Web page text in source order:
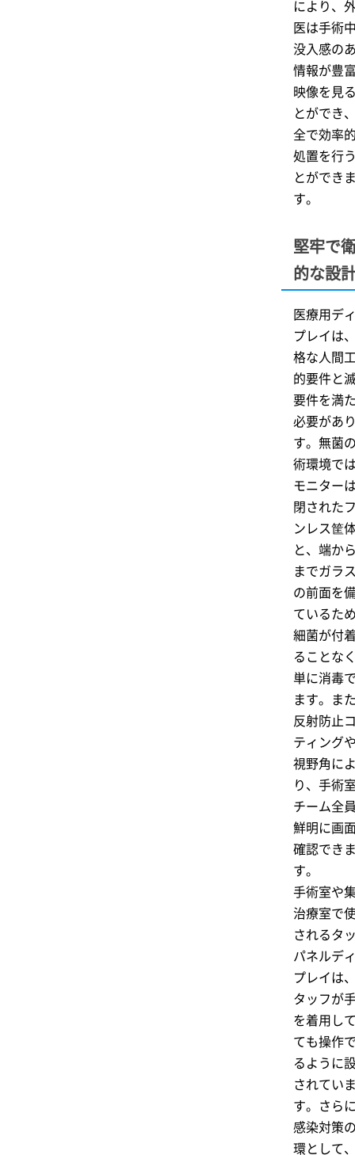
により、
医は手術
没入感の
情報が豊
映像を見
とができ
全で効率
処置を行
とができ
す。
堅牢で
的な設
医療用デ
プレイは
格な人間
的要件と
要件を満
必要があ
す。無菌
術環境で
モニター
閉された
ンレス筐
と、端か
までガラ
の前面を
ているた
細菌が付
ることな
単に消毒
ます。ま
反射防止
ティング
視野角に
り、手術
チーム全
鮮明に画
確認でき
す。
手術室や
治療室で
されるタ
パネルデ
プレイは
タッフが
を着用し
ても操作
るように
されてい
す。さら
感染対策
環として